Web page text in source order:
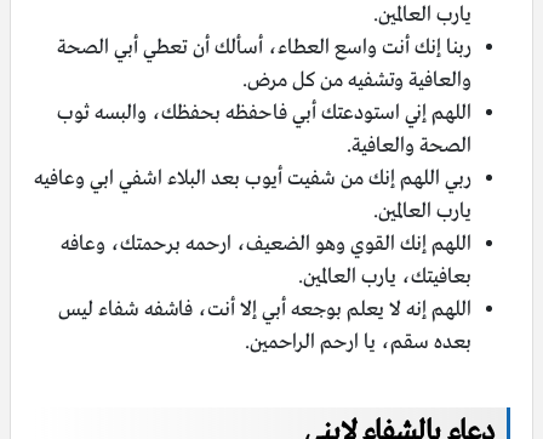
يارب العالمين.
ربنا إنك أنت واسع العطاء، أسألك أن تعطي أبي الصحة
والعافية وتشفيه من كل مرض.
اللهم إني استودعتك أبي فاحفظه بحفظك، والبسه ثوب
الصحة والعافية.
ربي اللهم إنك من شفيت أيوب بعد البلاء اشفي ابي وعافيه
يارب العالمين.
اللهم إنك القوي وهو الضعيف، ارحمه برحمتك، وعافه
بعافيتك، يارب العالمين.
اللهم إنه لا يعلم بوجعه أبي إلا أنت، فاشفه شفاء ليس
بعده سقم، يا ارحم الراحمين.